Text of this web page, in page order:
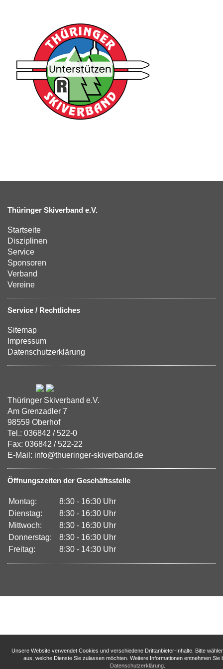
Thüringer Skiverband e.V.
Startseite
Disziplinen
Service
Sponsoren
Verband
Vereine
Service / Rechtliches
Sitemap
Impressum
Datenschutzerklärung
Thüringer Skiverband e.V.
Am Grenzadler 7
98559 Oberhof
Tel.: 036842 / 522-0
Fax: 036842 / 522-22
E-Mail: info@thueringer-skiverband.de
Öffnungszeiten der Geschäftsstelle
Montag:
8:30 - 16:30 Uhr
Dienstag:
8:30 - 16:30 Uhr
Mittwoch:
8:30 - 16:30 Uhr
Donnerstag:
8:30 - 16:30 Uhr
Freitag:
8:30 - 14:30 Uhr
Unsere Website verwendet Cookies und verschiedene Drittanbieter-Inhalte. Bitte
aus, welche Dienste Sie zulassen möchten. Weitere Informationen entnehmen Sie
Datenschutzerklärung.